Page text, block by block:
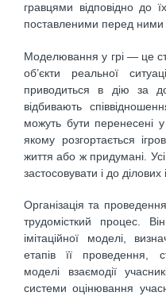
гравцями відповідно до
поставленими перед ними
Моделювання у грі — це
об’єкти реальної
приводиться в дію за
відбивають
можуть бути перенесені у
якому розгортається
життя або ж придумані.
застосовувати і до ділових
Організація та
трудомісткий процес.
імітаційної моделі,
етапів її проведення,
моделі взаємодії
системи оцінювання